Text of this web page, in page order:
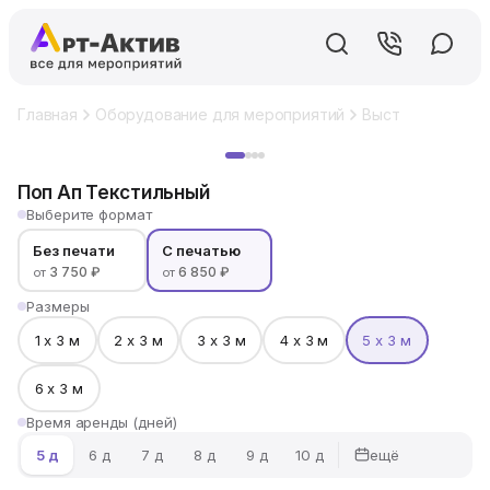
Главная Оборудование для мероприятий Выставочный
Поп Ап Текстильный
Выберите формат
Без печати
от 3 750 ₽
С печатью
от6 850 ₽
Размеры
1 х 3 м
2 х 3 м 3 х 3 м 4 х 3 м 5 х 3 м
6 х 3 м
Время аренды (дней)
5 д
6 д 7 д 8 д 9 д 10 д ещё